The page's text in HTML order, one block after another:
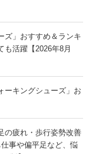
ズ」おすすめ＆ランキ
活躍【2026年8月
ーキングシューズ」お
の疲れ・歩行姿勢改善
事や偏平足など、悩